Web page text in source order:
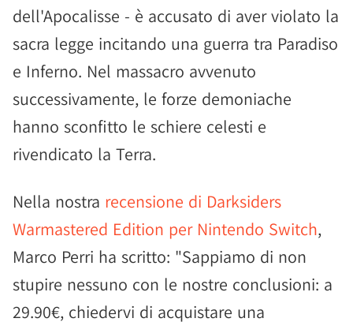
dell'Apocalisse - è accusato di aver violato la
sacra legge incitando una guerra tra Paradiso
e Inferno. Nel massacro avvenuto
successivamente, le forze demoniache
hanno sconfitto le schiere celesti e
rivendicato la Terra.
Nella nostra recensione di Darksiders
Warmastered Edition per Nintendo Switch,
Marco Perri ha scritto: "Sappiamo di non
stupire nessuno con le nostre conclusioni: a
29.90€, chiedervi di acquistare una